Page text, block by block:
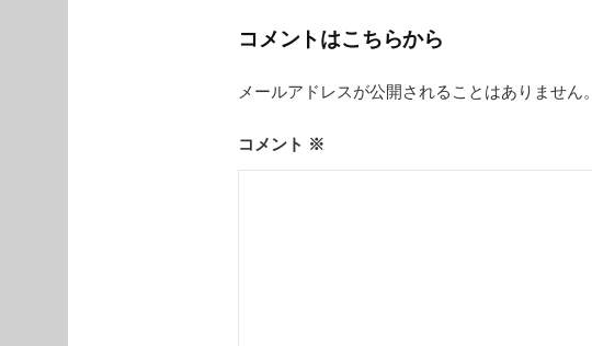
ビ
ー
シ
ョ
コメントはこちらから
メールアドレスが公開されることはありません。
コメント ※